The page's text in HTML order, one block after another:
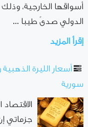
أسواقها الخارجية،
الدولي صدىً طيبا ...
إقرأ المزيد
أسعار الليرة
سورية
جزماتي